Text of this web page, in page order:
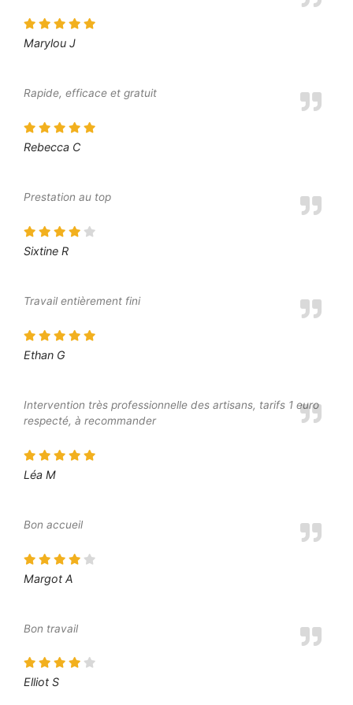
Marylou J
Rapide, efficace et gratuit
Rebecca C
Prestation au top
Sixtine R
Travail entièrement fini
Ethan G
Intervention très professionnelle des artisans, tarifs 1 euro
respecté, à recommander
Léa M
Bon accueil
Margot A
Bon travail
Elliot S